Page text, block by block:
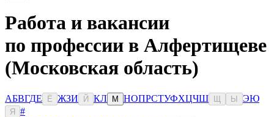
Работа и вакансии
по профессии в Алфертищеве
(Московская область)
АБВГДЕ Ё ЖЗИ Й КЛ М НОПРСТУФХЦЧШ Ы ЭЮ
Я
#